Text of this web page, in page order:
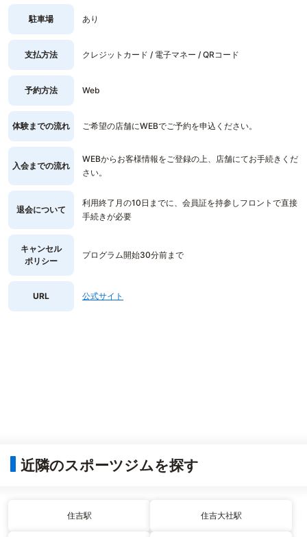
駐車場 あり
支払方法 クレジットカード / 電子マネー / QRコード
予約方法 Web
体験までの流れ ご希望の店舗にWEBでご予約を申込ください。
入会までの流れ
WEBからお客様情報をご登録の上、店舗にてお手続きくだ
さい。
退会について
利用終了月の10日までに、会員証を持参しフロントで直接
手続きが必要
キャンセル
ポリシー
プログラム開始30分前まで
URL 公式サイト
近隣のスポーツジムを探す
住吉駅 住吉大社駅